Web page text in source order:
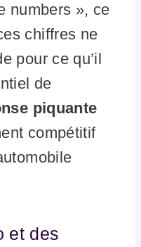
numbers », ce
chiffres ne
pour ce qu’il
de
piquante
compétitif
et des